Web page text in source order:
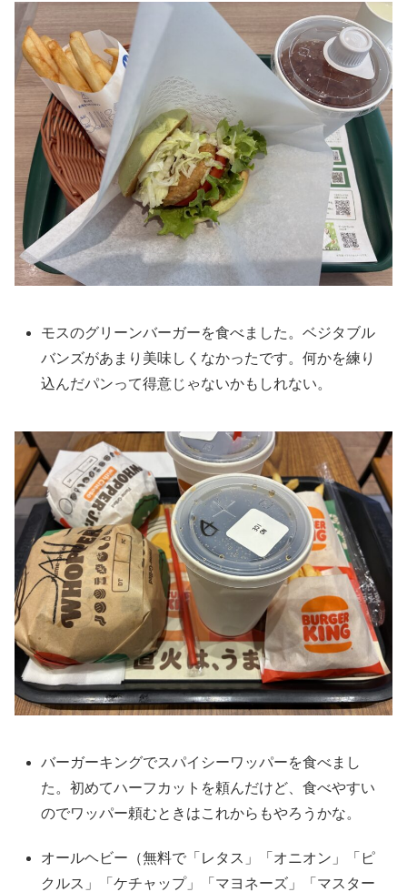
モスのグリーンバーガーを食べました。ベジタブル
バンズがあまり美味しくなかったです。何かを練り
込んだパンって得意じゃないかもしれない。
バーガーキングでスパイシーワッパーを食べまし
た。初めてハーフカットを頼んだけど、食べやすい
のでワッパー頼むときはこれからもやろうかな。
オールヘビー（無料で「レタス」「オニオン」「ピ
クルス」「ケチャップ」「マヨネーズ」「マスター